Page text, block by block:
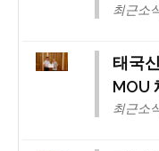
최근소
태국
MOU
최근소